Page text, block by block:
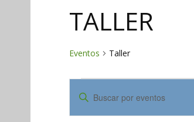
TALLER
Eventos Taller
EVENTOS
NAVEGACIÓN
DE
Introduce